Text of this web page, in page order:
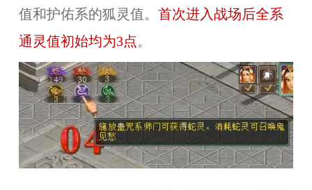
值和护佑系的狐灵值。 首次进入战场后全系
通灵值初始均为3点。